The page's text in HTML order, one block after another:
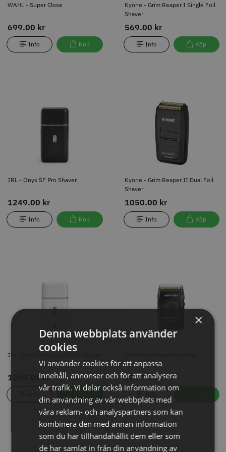
WAHL - Super Close
699.00 kr
Info Köp
Kyone - Grim Reaper I Single Foil
Shaver
569.00 kr
Info Köp
JRL - Onyx SF Pro Shaver
1249.00 kr
Info Köp
Kyone - Grim Reaper II Dual Foil
Shaver
1050.00 kr
Info Köp
JRL Ghost Onyx Single Foil Shaver
1249.00 kr 1879.00 kr
1050.00 kr
Info Köp
1879.00 kr
Info Köp
Grim Reaper I - Extra skär och
WAHL - Vanish
×
Denna webbplats använder
cookies
Vi använder cookies för att anpassa
innehåll, annonser och för att analysera
vår trafik. Vi delar också information om
din användning av vår webbplats med
våra reklam- och analyspartners som kan
kombinera den med annan information
som du har tillhandahållit dem eller som
de har samlat in från din användning av